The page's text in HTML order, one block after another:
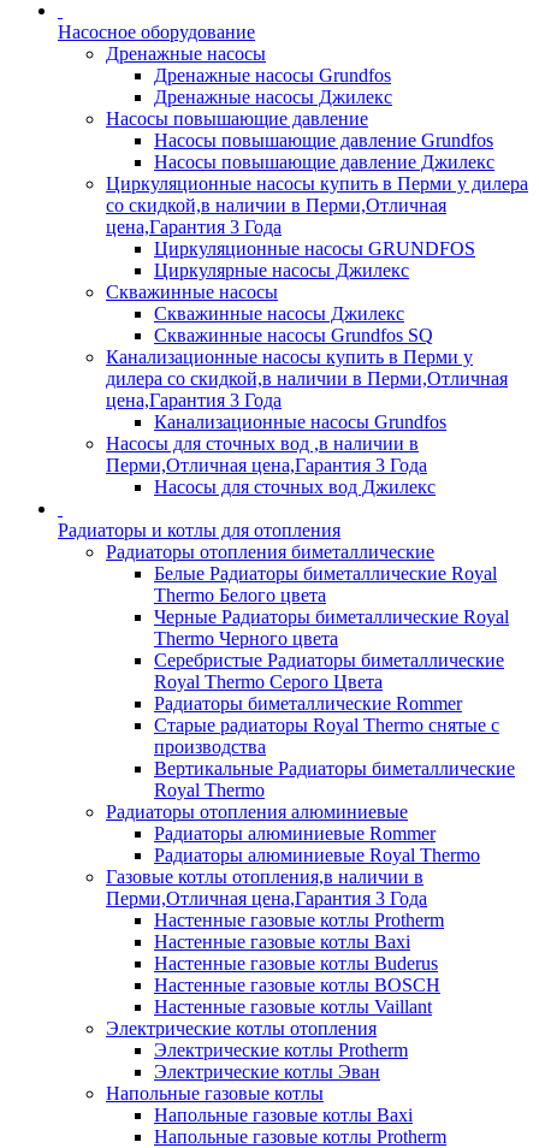
Насосное оборудование
Дренажные насосы
Дренажные насосы Grundfos
Дренажные насосы Джилекс
Насосы повышающие давление
Насосы повышающие давление Grundfos
Насосы повышающие давление Джилекс
Циркуляционные насосы купить в Перми у дилера
со скидкой,в наличии в Перми,Отличная
цена,Гарантия 3 Года
Циркуляционные насосы GRUNDFOS
Циркулярные насосы Джилекс
Скважинные насосы
Скважинные насосы Джилекс
Скважинные насосы Grundfos SQ
Канализационные насосы купить в Перми у
дилера со скидкой,в наличии в Перми,Отличная
цена,Гарантия 3 Года
Канализационные насосы Grundfos
Насосы для сточных вод ,в наличии в
Перми,Отличная цена,Гарантия 3 Года
Насосы для сточных вод Джилекс
Радиаторы и котлы для отопления
Радиаторы отопления биметаллические
Белые Радиаторы биметаллические Royal
Thermo Белого цвета
Черные Радиаторы биметаллические Royal
Thermo Черного цвета
Серебристые Радиаторы биметаллические
Royal Thermo Серого Цвета
Радиаторы биметаллические Rommer
Старые радиаторы Royal Thermo снятые с
производства
Вертикальные Радиаторы биметаллические
Royal Thermo
Радиаторы отопления алюминиевые
Радиаторы алюминиевые Rommer
Радиаторы алюминиевые Royal Thermo
Газовые котлы отопления,в наличии в
Перми,Отличная цена,Гарантия 3 Года
Настенные газовые котлы Protherm
Настенные газовые котлы Baxi
Настенные газовые котлы Buderus
Настенные газовые котлы BOSCH
Настенные газовые котлы Vaillant
Электрические котлы отопления
Электрические котлы Protherm
Электрические котлы Эван
Напольные газовые котлы
Напольные газовые котлы Baxi
Напольные газовые котлы Protherm